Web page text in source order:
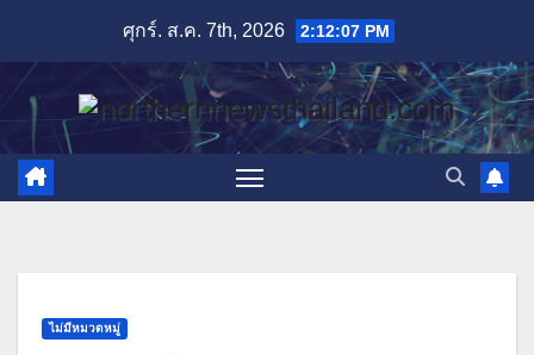
content
ศุกร์. ส.ค. 7th, 2026 2:12:08 PM
ไม่มีหมวดหมู่